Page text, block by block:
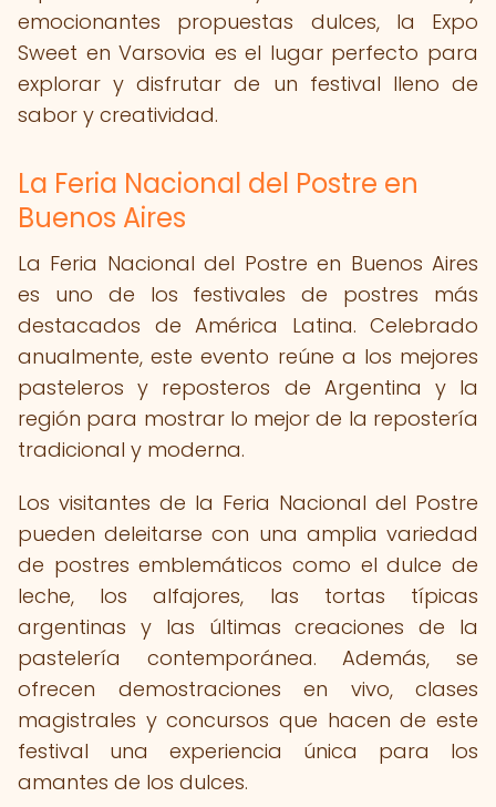
emocionantes propuestas dulces, la Expo
Sweet en Varsovia es el lugar perfecto para
explorar y disfrutar de un festival lleno de
sabor y creatividad.
La Feria Nacional del Postre en
Buenos Aires
La Feria Nacional del Postre en Buenos Aires
es uno de los festivales de postres más
destacados de América Latina. Celebrado
anualmente, este evento reúne a los mejores
pasteleros y reposteros de Argentina y la
región para mostrar lo mejor de la repostería
tradicional y moderna.
Los visitantes de la Feria Nacional del Postre
pueden deleitarse con una amplia variedad
de postres emblemáticos como el dulce de
leche, los alfajores, las tortas típicas
argentinas y las últimas creaciones de la
pastelería contemporánea. Además, se
ofrecen demostraciones en vivo, clases
magistrales y concursos que hacen de este
festival una experiencia única para los
amantes de los dulces.